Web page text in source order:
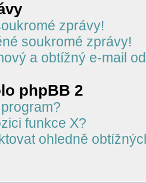
zprávy!
soukromé zprávy!
a obtížný e-mail
phpBB 2
funkce X?
ohledně